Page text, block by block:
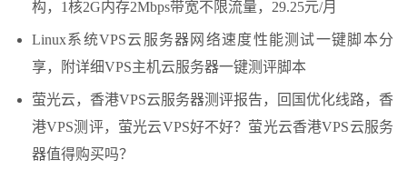
构，1核2G内存2Mbps带宽不限流量，29.25元/月
Linux系统VPS云服务器网络速度性能测试一键脚本分
享，附详细VPS主机云服务器一键测评脚本
萤光云，香港VPS云服务器测评报告，回国优化线路，香
港VPS测评，萤光云VPS好不好？萤光云香港VPS云服务
器值得购买吗？